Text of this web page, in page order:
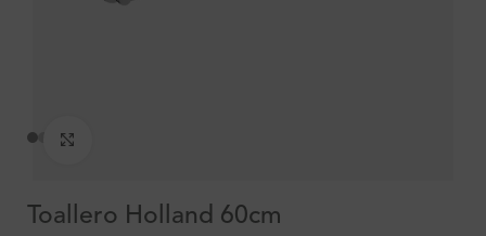
Toallero Holland 60cm